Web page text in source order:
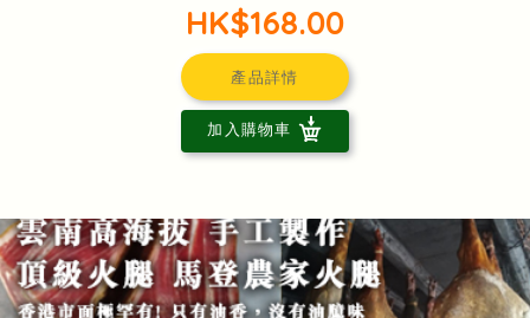
HK$168.00
產品詳情
加入購物車